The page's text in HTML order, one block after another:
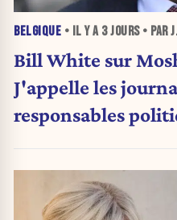
BELGIQUE • IL Y A 3 JOURS• PAR
Bill White sur
J'appelle les
responsables